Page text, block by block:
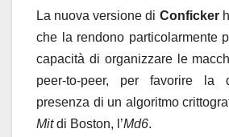
La nuova versione di Conficker
che la rendono particolarmente
capacità di organizzare le
peer-to-peer, per favorire la
presenza di un algoritmo
Mitdi Boston, l’Md6.